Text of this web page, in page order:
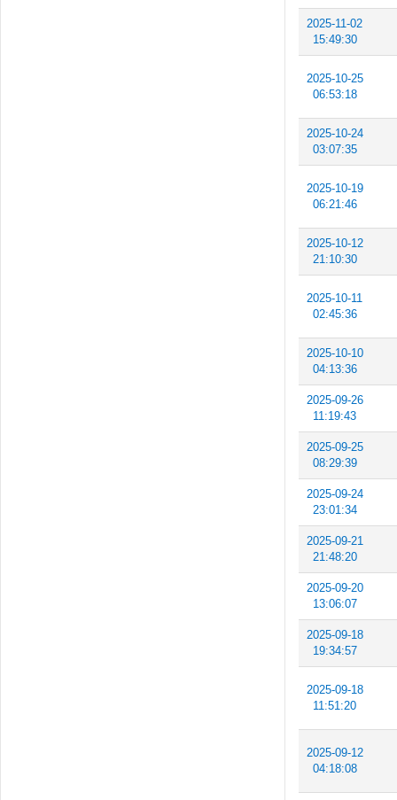
2025-11-02
15:49:30
2025-10-25
06:53:18
2025-10-24
03:07:35
2025-10-19
06:21:46
2025-10-12
21:10:30
2025-10-11
02:45:36
2025-10-10
04:13:36
2025-09-26
11:19:43
2025-09-25
08:29:39
2025-09-24
23:01:34
2025-09-21
21:48:20
2025-09-20
13:06:07
2025-09-18
19:34:57
2025-09-18
11:51:20
2025-09-12
04:18:08